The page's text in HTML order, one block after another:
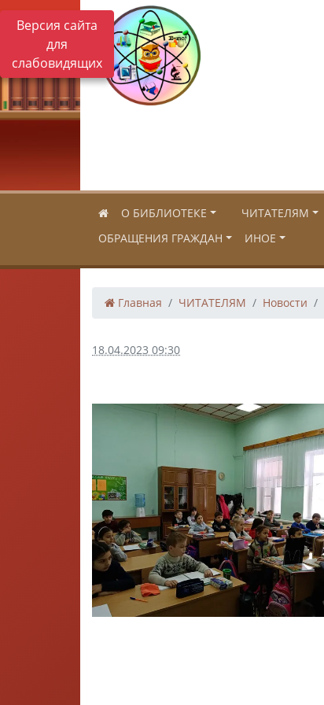
Версия сайта
для
слабовидящих
О БИБЛИОТЕКЕ ЧИТАТЕЛЯМ
ОБРАЩЕНИЯ ГРАЖДАН
ИНОЕ
Главная ЧИТАТЕЛЯМ Новости
18.04.2023 09:30